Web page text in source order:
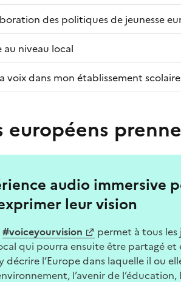
des politiques de jeunesse
au niveau local
voix dans mon établissement scolaire
européens
audio immersive
leur vision
#voiceyourvision
permet à tous
qui pourra ensuite être partagé
décrire l’Europe dans laquelle il ou
l’avenir de l’éducation,